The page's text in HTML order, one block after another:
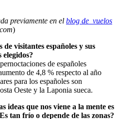
previamente en el blog de vuelos
)
de visitantes españoles y sus
elegidos?
de españoles
de 4,8 % respecto al año
para los españoles son
Oeste y la Laponia sueca.
ideas que nos viene a la mente es
tan frío o depende de las zonas?